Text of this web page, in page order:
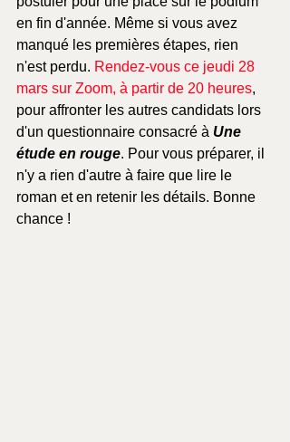
en fin d'année. Même si vous avez
manqué les premières étapes, rien
n'est perdu. Rendez-vous ce jeudi 28
mars sur Zoom, à partir de 20 heures,
pour affronter les autres candidats lors
d'un questionnaire consacré à Une
étude en rouge. Pour vous préparer, il
n'y a rien d'autre à faire que lire le
roman et en retenir les détails. Bonne
chance !